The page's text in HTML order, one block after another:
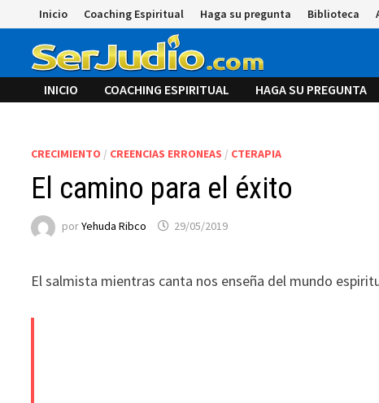
al
contenido
Inicio Coaching Espiritual Haga su pregunta Biblioteca
INICIO COACHING ESPIRITUAL HAGA SU PREGUNTA
CRECIMIENTO / CREENCIAS ERRONEAS / CTERAPIA
El camino para el éxito
porYehuda Ribco 29/05/2019
El salmista mientras canta nos enseña del mundo